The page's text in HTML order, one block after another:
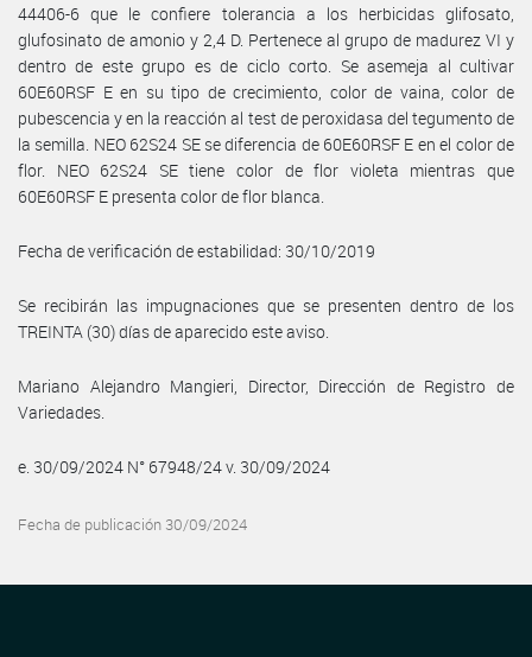
44406-6 que le confiere tolerancia a los herbicidas glifosato,
glufosinato de amonio y 2,4 D. Pertenece al grupo de madurez VI y
dentro de este grupo es de ciclo corto. Se asemeja al cultivar
60E60RSF E en su tipo de crecimiento, color de vaina, color de
pubescencia y en la reacción al test de peroxidasa del tegumento de
la semilla. NEO 62S24 SE se diferencia de 60E60RSF E en el color de
flor. NEO 62S24 SE tiene color de flor violeta mientras que
60E60RSF E presenta color de flor blanca.
Fecha de verificación de estabilidad: 30/10/2019
Se recibirán las impugnaciones que se presenten dentro de los
TREINTA (30) días de aparecido este aviso.
Mariano Alejandro Mangieri, Director, Dirección de Registro de
Variedades.
e. 30/09/2024 N° 67948/24 v. 30/09/2024
Fecha de publicación 30/09/2024